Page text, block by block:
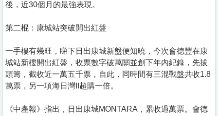
後，近30個月的最強表現。
第二棍：康城站突破開出紅盤
一手樓有幾旺，睇下日出康城新盤便知曉，今次會德豐在康
城站新樓開出紅盤，收票數字破萬關並創下年內紀錄，先拔
頭籌，截收近一萬五千票，自此，同時間有三混戰盤共收1.8
萬票，另一項海日灣II超購一倍。
《中產報》指出，日出康城MONTARA，累收過萬票。會德